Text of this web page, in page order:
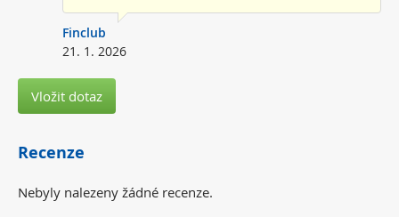
Finclub
21. 1. 2026
Vložit dotaz
Recenze
Nebyly nalezeny žádné recenze.